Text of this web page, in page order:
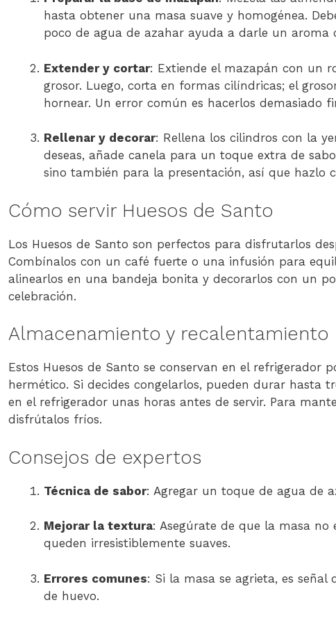
hasta obtener una masa suave y homogénea.
poco de agua de azahar ayuda a darle un aroma
Extender y cortar: Extiende el mazapán con un
grosor. Luego, corta en formas cilíndricas; el
hornear. Un error común es hacerlos demasiado
Rellenar y decorar: Rellena los cilindros con la
deseas, añade canela para un toque extra de
sino también para la presentación, así que hazlo
Cómo servir Huesos de Santo
Los Huesos de Santo son perfectos para disfrutarlos
Combínalos con un café fuerte o una infusión para
alinearlos en una bandeja bonita y decorarlos con un
celebración.
Almacenamiento y recalentamiento
Estos Huesos de Santo se conservan en el refrigerador
hermético. Si decides congelarlos, pueden durar hasta
en el refrigerador unas horas antes de servir. Para
disfrútalos fríos.
Consejos de expertos
Técnica de sabor: Agregar un toque de agua de
Mejorar la textura: Asegúrate de que la masa no
queden irresistiblemente suaves.
Errores comunes: Si la masa se agrieta, es
de huevo.